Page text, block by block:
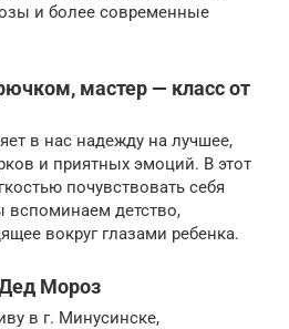
и более современные
мастер — класс от
в нас надежду на лучшее,
и приятных эмоций. В этот
почувствовать себя
вспоминаем детство,
вокруг глазами ребенка.
Мороз
в г. Минусинске,